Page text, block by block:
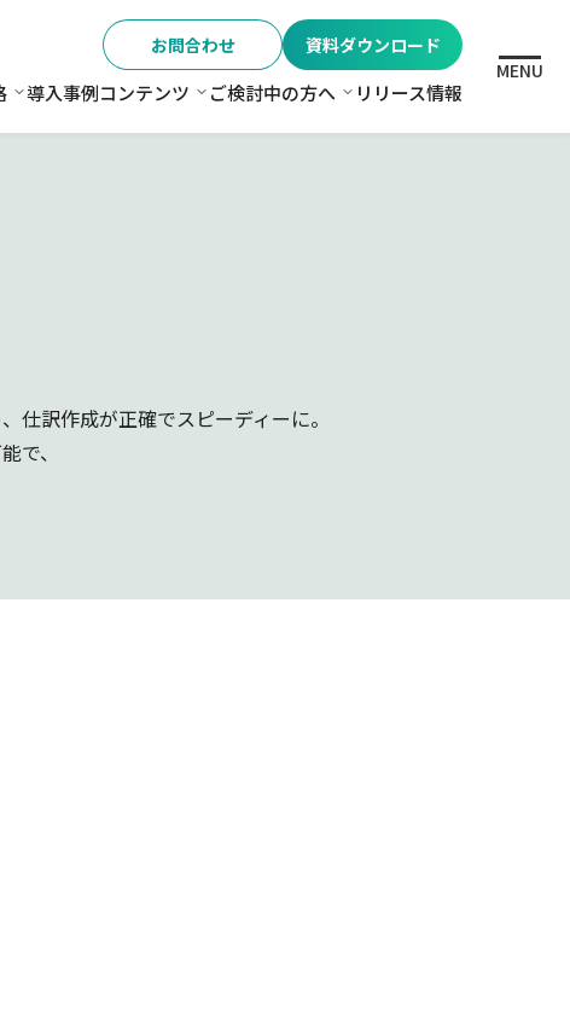
お問合わせ 資料ダウンロード
価格
導入事例コンテンツ コンテンツ
ご検討中の方へ ご検討中の方へ
リリース情報
MENU
仕訳作成が正確でスピーディーに。
で、